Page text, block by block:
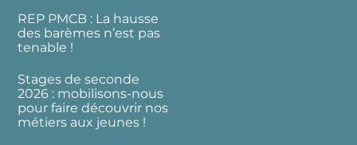
REP PMCB : La hausse
des barèmes n’est pas
tenable !
Stages de seconde
2026 : mobilisons-nous
pour faire découvrir nos
métiers aux jeunes !